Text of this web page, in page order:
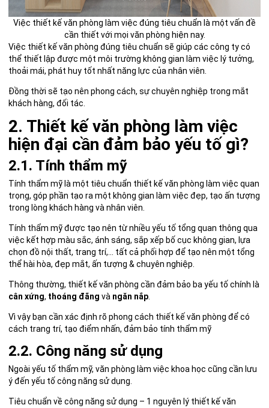
Việc thiết kế văn phòng làm việc đúng tiêu chuẩn là một vấn đề
cần thiết với mọi văn phòng hiện nay.
Việc thiết kế văn phòng đúng tiêu chuẩn sẽ giúp các công ty có
thể thiết lập được một môi trường không gian làm việc lý tưởng,
thoải mái, phát huy tốt nhất năng lực của nhân viên.
Đồng thời sẽ tạo nên phong cách, sự chuyên nghiệp trong mắt
khách hàng, đối tác.
2. Thiết kế văn phòng làm việc
hiện đại cần đảm bảo yếu tố gì?
2.1. Tính thẩm mỹ
Tính thẩm mỹ là một tiêu chuẩn thiết kế văn phòng làm việc quan
trọng, góp phần tạo ra một không gian làm việc đẹp, tạo ấn tượng
trong lòng khách hàng và nhân viên.
Tính thẩm mỹ được tạo nên từ nhiều yếu tố tổng quan thông qua
việc kết hợp màu sắc, ánh sáng, sắp xếp bố cục không gian, lựa
chọn đồ nội thất, trang trí,… tất cả phối hợp để tạo nên một tổng
thể hài hòa, đẹp mắt, ấn tượng & chuyên nghiệp.
Thông thường, thiết kế văn phòng cần đảm bảo ba yếu tố chính là
cân xứng, thoáng đãng và ngăn nắp
Vì vậy bạn cần xác định rõ phong cách thiết kế văn phòng để có
cách trang trí, tạo điểm nhấn, đảm bảo tính thẩm mỹ
2.2. Công năng sử dụng
Ngoài yếu tố thẩm mỹ, văn phòng làm việc khoa học cũng cần lưu
ý đến yếu tố công năng sử dụng.
Tiêu chuẩn về công năng sử dụng – 1 nguyên lý thiết kế văn